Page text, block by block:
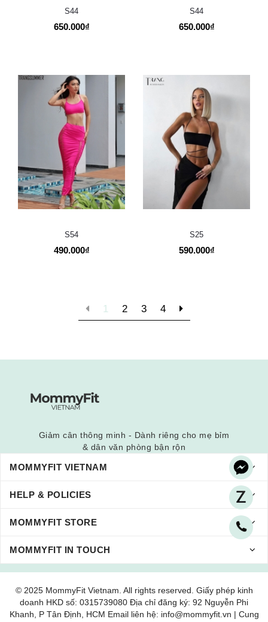
S44
650.000₫
S44
650.000₫
S54
490.000₫
S25
590.000₫
1 2 3 4
Giảm cân thông minh - Dành riêng cho mẹ bỉm
& dân văn phòng bận rộn
MOMMYFIT VIETNAM
HELP & POLICIES
MOMMYFIT STORE
MOMMYFIT IN TOUCH
© 2025 MommyFit Vietnam. All rights reserved. Giấy phép kinh
doanh HKD số: 0315739080 Địa chỉ đăng ký: 92 Nguyễn Phi
Khanh, P Tân Định, HCM Email liên hệ: info@mommyfit.vn | Cung